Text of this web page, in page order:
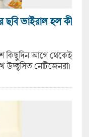
ভাইরাল হল কী
কিছুদিন আগে থেকেই
উচ্ছ্বসিত নেটিজেনরা।